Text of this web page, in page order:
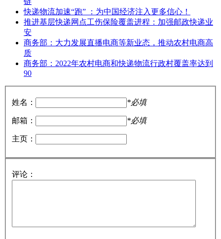
快递物流加速“跑” ：为中国经济注入更多信心！
推进基层快递网点工伤保险覆盖进程：加强邮政快递业
安
商务部：大力发展直播电商等新业态，推动农村电商高
质
商务部：2022年农村电商和快递物流行政村覆盖率达到
90
姓名： *必填
邮箱： *必填
主页：
评论：